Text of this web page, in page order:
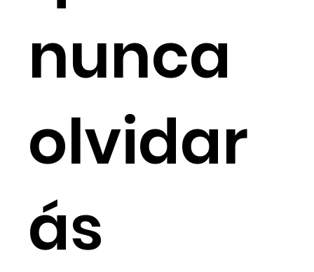
nunca
olvidar
ás